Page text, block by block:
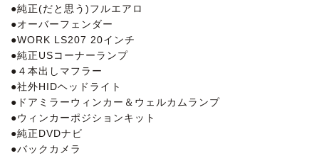
●純正(だと思う)フルエアロ
●オーバーフェンダー
●WORK LS207 20インチ
●純正USコーナーランプ
●４本出しマフラー
●社外HIDヘッドライト
●ドアミラーウィンカー＆ウェルカムランプ
●ウィンカーポジションキット
●純正DVDナビ
●バックカメラ